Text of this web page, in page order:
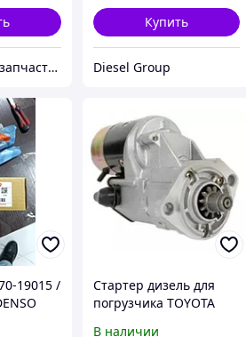
Магазин автозапчастей «Китай-склад» Запчасти на все китайские грузовики, автобусы, спецтехнику.
Купить
Diesel Group
19015 / Стартер дизель для
погрузчика TOYOTA
В наличии